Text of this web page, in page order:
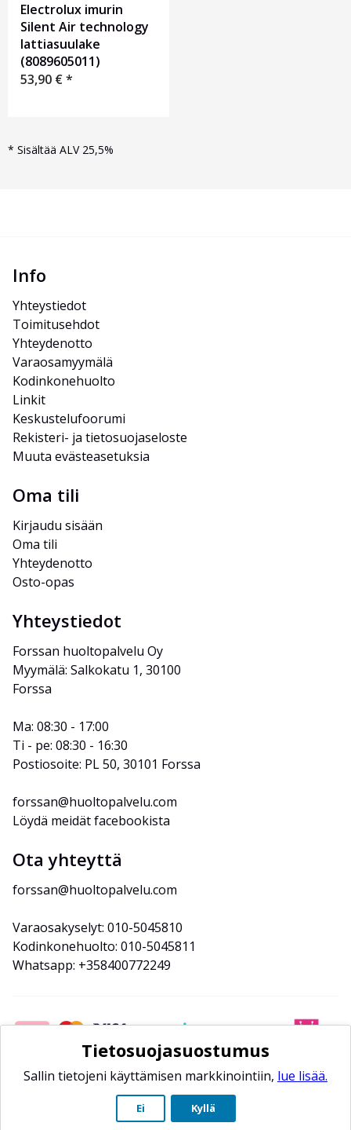
Electrolux imurin
Silent Air technology
lattiasuulake
(8089605011)
53,90 €*
* Sisältää ALV 25,5%
Info
Yhteystiedot
Toimitusehdot
Yhteydenotto
Varaosamyymälä
Kodinkonehuolto
Linkit
Keskustelufoorumi
Rekisteri- ja tietosuojaseloste
Muuta evästeasetuksia
Oma tili
Kirjaudu sisään
Oma tili
Yhteydenotto
Osto-opas
Yhteystiedot
Forssan huoltopalvelu Oy
Myymälä: Salkokatu 1, 30100
Forssa
Ma: 08:30 - 17:00
Ti - pe: 08:30 - 16:30
Postiosoite: PL 50, 30101 Forssa
forssan@huoltopalvelu.com
Löydä meidät facebookista
Ota yhteyttä
forssan@huoltopalvelu.com
Varaosakyselyt: 010-5045810
Kodinkonehuolto: 010-5045811
Whatsapp: +358400772249
Tietosuojasuostumus
Sallin tietojeni käyttämisen markkinointiin, lue lisää.
Ei Kyllä